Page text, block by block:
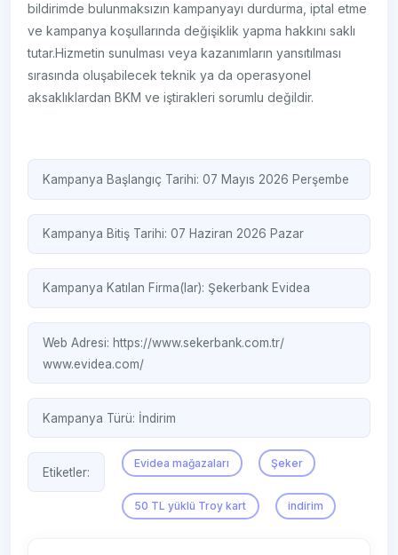
bildirimde bulunmaksızın kampanyayı durdurma, iptal etme
ve kampanya koşullarında değişiklik yapma hakkını saklı
tutar.Hizmetin sunulması veya kazanımların yansıtılması
sırasında oluşabilecek teknik ya da operasyonel
aksaklıklardan BKM ve iştirakleri sorumlu değildir.
Kampanya Başlangıç Tarihi: 07 Mayıs 2026 Perşembe
Kampanya Bitiş Tarihi: 07 Haziran 2026 Pazar
Kampanya Katılan Firma(lar): Şekerbank Evidea
Web Adresi:https://www.sekerbank.com.tr/
www.evidea.com/‎
Kampanya Türü: İndirim
Etiketler:
Evidea mağazaları Şeker
50 TL yüklü Troy kart indirim